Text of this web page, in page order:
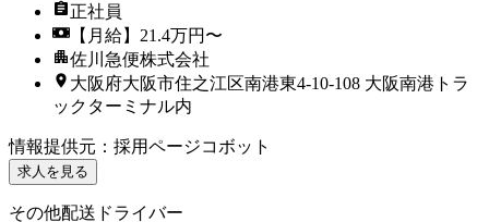
正社員
【月給】21.4万円〜
佐川急便株式会社
大阪府大阪市住之江区南港東4-10-108 大阪南港トラ
ックターミナル内
情報提供元 ： 採用ページコボット
求人を見る
その他配送ドライバー